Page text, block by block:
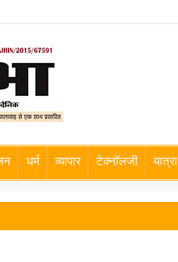
धर्म व्यापार टेक्नॉलजी यात्रा